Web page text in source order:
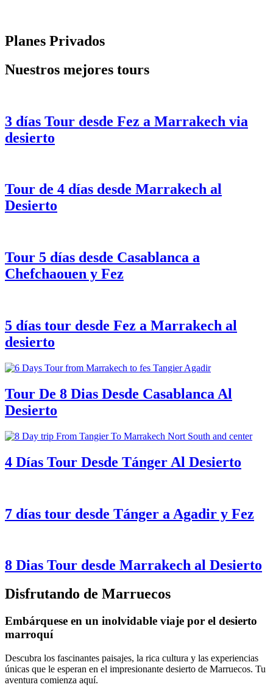
Planes Privados
Nuestros mejores tours
3 días Tour desde Fez a Marrakech via
desierto
Tour de 4 días desde Marrakech al
Desierto
Tour 5 días desde Casablanca a
Chefchaouen y Fez
5 días tour desde Fez a Marrakech al
desierto
Tour De 8 Dias Desde Casablanca Al
Desierto
4 Días Tour Desde Tánger Al Desierto
7 días tour desde Tánger a Agadir y Fez
8 Dias Tour desde Marrakech al Desierto
Disfrutando de Marruecos
Embárquese en un inolvidable viaje por el desierto
marroquí
Descubra los fascinantes paisajes, la rica cultura y las experiencias
únicas que le esperan en el impresionante desierto de Marruecos. Tu
aventura comienza aquí.